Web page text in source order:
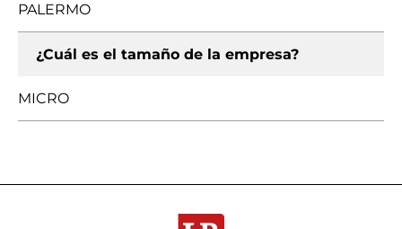
PALERMO
¿Cuál es el tamaño de la empresa?
MICRO